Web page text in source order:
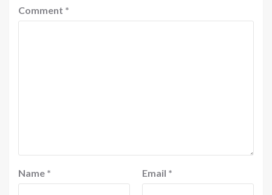
Comment *
Name * Email *